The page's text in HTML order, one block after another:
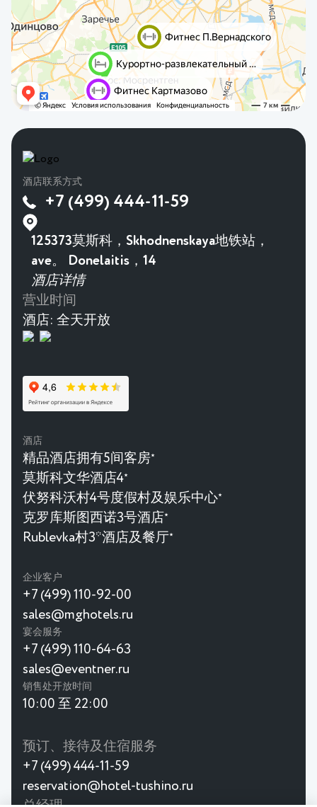
酒店联系方式
+7 (499) 444-11-59
125373莫斯科，Skhodnenskaya地铁站，
ave。 Donelaitis，14
酒店详情
营业时间
酒店: 全天开放
酒店
精品酒店拥有5间客房★
莫斯科文华酒店4★
伏努科沃村4号度假村及娱乐中心★
克罗库斯图西诺3号酒店 ★
Rublevka村3*酒店及餐厅★
企业客户
+7 (499) 110-92-00
sales@mghotels.ru
宴会服务
+7 (499) 110-64-63
sales@eventner.ru
销售处开放时间
10:00 至 22:00
预订、接待及住宿服务
+7 (499) 444-11-59
reservation@hotel-tushino.ru